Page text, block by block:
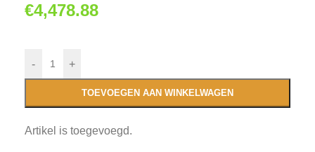
€4,478.88
- +
TOEVOEGEN AAN WINKELWAGEN
Artikel is toegevoegd.